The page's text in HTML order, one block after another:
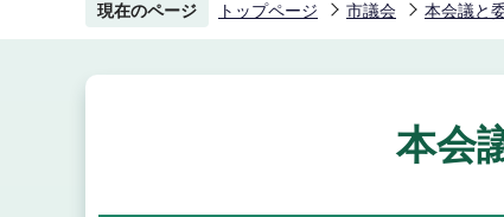
現在のページ トップページ 市議会 本会議と
本会